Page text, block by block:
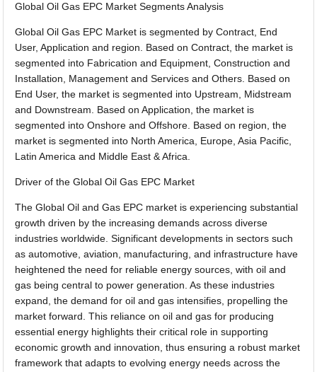
Global Oil Gas EPC Market Segments Analysis
Global Oil Gas EPC Market is segmented by Contract, End
User, Application and region. Based on Contract, the market is
segmented into Fabrication and Equipment, Construction and
Installation, Management and Services and Others. Based on
End User, the market is segmented into Upstream, Midstream
and Downstream. Based on Application, the market is
segmented into Onshore and Offshore. Based on region, the
market is segmented into North America, Europe, Asia Pacific,
Latin America and Middle East & Africa.
Driver of the Global Oil Gas EPC Market
The Global Oil and Gas EPC market is experiencing substantial
growth driven by the increasing demands across diverse
industries worldwide. Significant developments in sectors such
as automotive, aviation, manufacturing, and infrastructure have
heightened the need for reliable energy sources, with oil and
gas being central to power generation. As these industries
expand, the demand for oil and gas intensifies, propelling the
market forward. This reliance on oil and gas for producing
essential energy highlights their critical role in supporting
economic growth and innovation, thus ensuring a robust market
framework that adapts to evolving energy needs across the